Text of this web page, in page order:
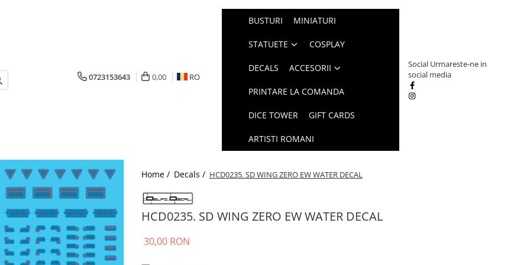
0723153643 0,00 RO
BUSTURI MINIATURI
STATUETE COSPLAY
DECALS ACCESORII
PRINTARE LA COMANDA
DICE TOWER GIFT CARDS
ARTISTI ROMANI
Social Urmareste-ne in
social media
Home / Decals / HCD0235. SD WING ZERO EW WATER DECAL
HCD0235. SD WING ZERO EW WATER DECAL
30,00 RON